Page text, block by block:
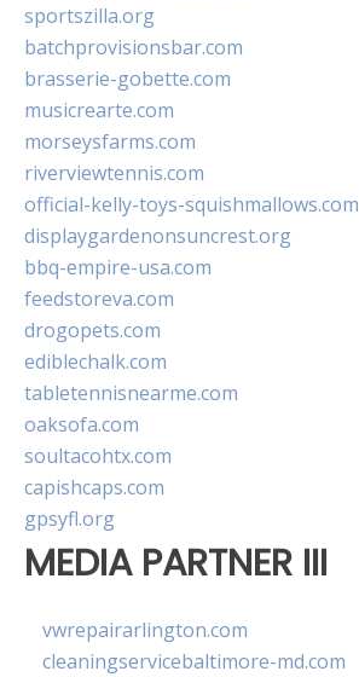
sportszilla.org
batchprovisionsbar.com
brasserie-gobette.com
musicrearte.com
morseysfarms.com
riverviewtennis.com
official-kelly-toys-squishmallows.com
displaygardenonsuncrest.org
bbq-empire-usa.com
feedstoreva.com
drogopets.com
ediblechalk.com
tabletennisnearme.com
oaksofa.com
soultacohtx.com
capishcaps.com
gpsyfl.org
MEDIA PARTNER III
vwrepairarlington.com
cleaningservicebaltimore-md.com